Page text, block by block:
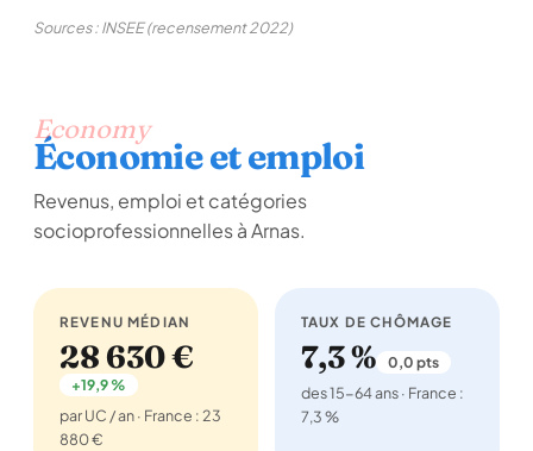
Sources : INSEE (recensement 2022)
Economy
Économie et emploi
Revenus, emploi et catégories
socioprofessionnelles à Arnas.
REVENU MÉDIAN
28 630 €
+19,9 %
par UC / an · France : 23
880 €
TAUX DE CHÔMAGE
7,3 % 0,0 pts
des 15-64 ans · France :
7,3 %